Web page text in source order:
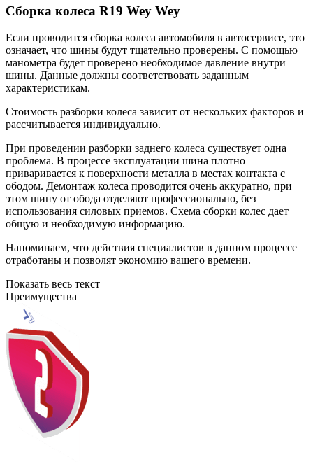
Сборка колеса R19 Wey Wey
Если проводится сборка колеса автомобиля в автосервисе, это
означает, что шины будут тщательно проверены. С помощью
манометра будет проверено необходимое давление внутри
шины. Данные должны соответствовать заданным
характеристикам.
Стоимость разборки колеса зависит от нескольких факторов и
рассчитывается индивидуально.
При проведении разборки заднего колеса существует одна
проблема. В процессе эксплуатации шина плотно
приваривается к поверхности металла в местах контакта с
ободом. Демонтаж колеса проводится очень аккуратно, при
этом шину от обода отделяют профессионально, без
использования силовых приемов. Схема сборки колес дает
общую и необходимую информацию.
Напоминаем, что действия специалистов в данном процессе
отработаны и позволят экономию вашего времени.
Показать весь текст
Преимущества